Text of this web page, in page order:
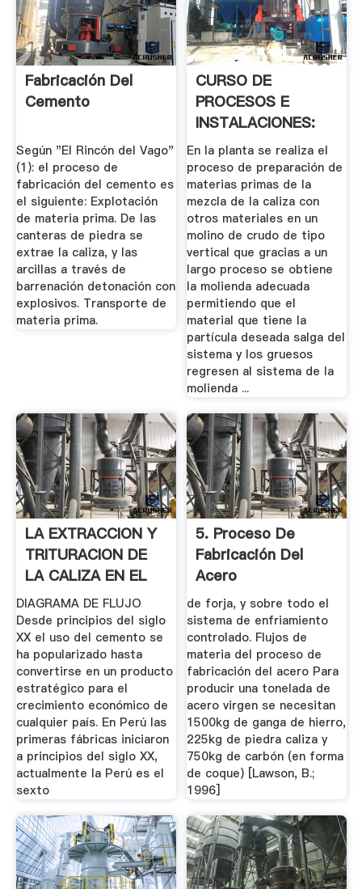
Fabricación Del
Cemento
Según "El Rincón del Vago"
(1): el proceso de
fabricación del cemento es
el siguiente: Explotación
de materia prima. De las
canteras de piedra se
extrae la caliza, y las
arcillas a través de
barrenación detonación con
explosivos. Transporte de
materia prima.
CURSO DE
PROCESOS E
INSTALACIONES:
Exploración De Las
.
En la planta se realiza el
proceso de preparación de
materias primas de la
mezcla de la caliza con
otros materiales en un
molino de crudo de tipo
vertical que gracias a un
largo proceso se obtiene
la molienda adecuada
permitiendo que el
material que tiene la
partícula deseada salga del
sistema y los gruesos
regresen al sistema de la
molienda ...
LA EXTRACCION Y
TRITURACION DE
LA CALIZA EN EL
PROCESO .
DIAGRAMA DE FLUJO
Desde principios del siglo
XX el uso del cemento se
ha popularizado hasta
convertirse en un producto
estratégico para el
crecimiento económico de
cualquier país. En Perú las
primeras fábricas iniciaron
a principios del siglo XX,
actualmente la Perú es el
sexto
5. Proceso De
Fabricación Del
Acero
de forja, y sobre todo el
sistema de enfriamiento
controlado. Flujos de
materia del proceso de
fabricación del acero Para
producir una tonelada de
acero virgen se necesitan
1500kg de ganga de hierro,
225kg de piedra caliza y
750kg de carbón (en forma
de coque) [Lawson, B.;
1996]